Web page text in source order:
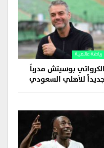
رياضة عالمية
الكرواتي بوسيتش مدرباً
جديداً للأهلي السعودي